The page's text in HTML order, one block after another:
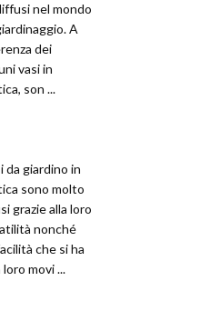
nel mondo
A
dei
vasi in
son ...
da giardino in
sono molto
grazie alla loro
nonché
che si ha
loro movi ...